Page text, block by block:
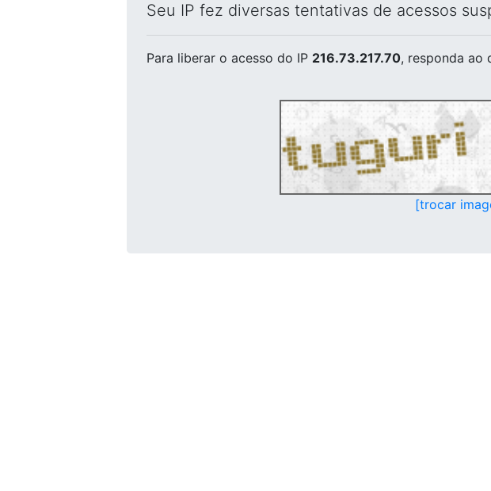
Seu IP fez diversas tentativas de acessos
Para liberar o acesso do IP 216.73.217.70, responda ao
[trocar